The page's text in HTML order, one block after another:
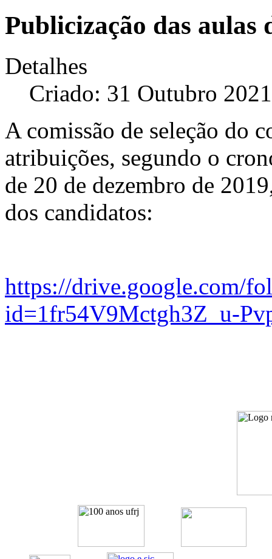
Publicização das aulas
Detalhes
Criado: 31 Outubro 2021
A comissão de seleção do
atribuições, segundo o
de 20 de dezembro de
dos candidatos:
https://drive.google.com/
id=1fr54V9Mctgh3Z_u-